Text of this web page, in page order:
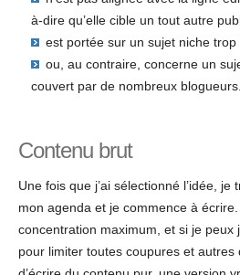
à-dire qu’elle cible un tout autre
est portée sur un sujet niche trop
ou, au contraire, concerne un
couvert par de nombreux blogueurs.
Contenu brut
Une fois que j’ai sélectionné l’idée,
mon agenda et je commence à écrire.
concentration maximum, et si je peux
pour limiter toutes coupures et autres